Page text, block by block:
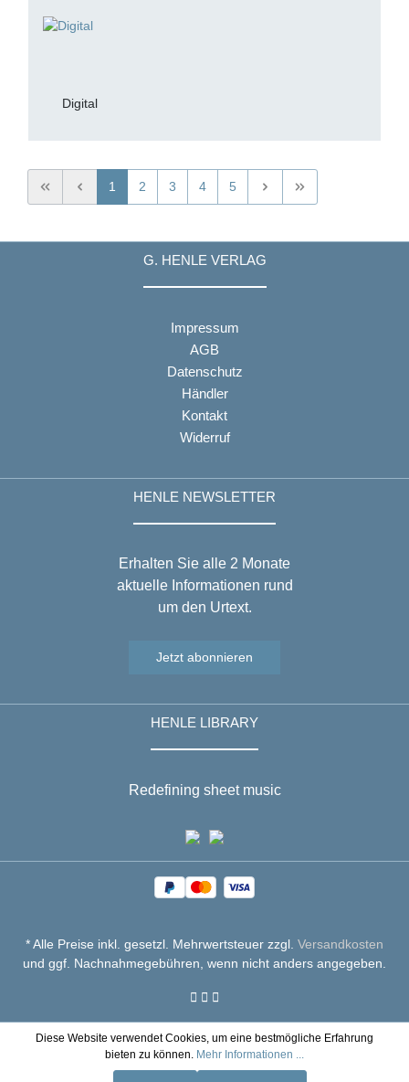
Digital
1 2 3 4 5
G. HENLE VERLAG
Impressum
AGB
Datenschutz
Händler
Kontakt
Widerruf
HENLE NEWSLETTER
Erhalten Sie alle 2 Monate
aktuelle Informationen rund
um den Urtext.
Jetzt abonnieren
HENLE LIBRARY
Redefining sheet music
* Alle Preise inkl. gesetzl. Mehrwertsteuer zzgl. Versandkosten
und ggf. Nachnahmegebühren, wenn nicht anders angegeben.
Diese Website verwendet Cookies, um eine bestmögliche Erfahrung
bieten zu können. Mehr Informationen ...